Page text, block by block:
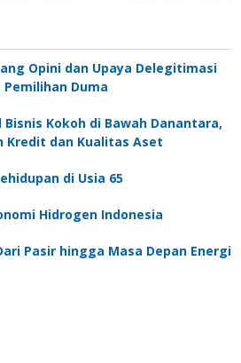
Opini dan Upaya Delegitimasi
Duma
Kokoh di Bawah Danantara,
Kredit dan Kualitas Aset
di Usia 65
Hidrogen Indonesia
Pasir hingga Masa Depan Energi